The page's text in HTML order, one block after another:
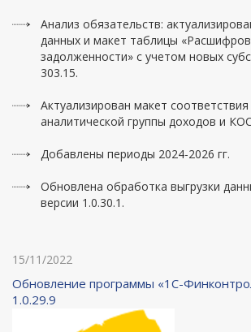
Анализ обязательств:
данных и макет таблицы
задолженности» с учетом новых
303.15.
Актуализирован макет
аналитической группы доходов и
Добавлены периоды 2024-2026 гг.
Обновлена обработка выгрузки
версии 1.0.30.1.
15/11/2022
Обновление программы «1С-
1.0.29.9